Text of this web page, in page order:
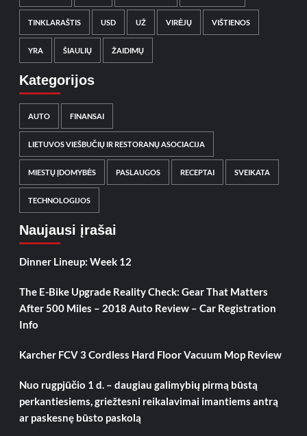
TINKLARAŠTIS USD UŽ VIRĖJŲ VIŠTIENOS
YRA ŠIAULIŲ ŽAIDIMŲ
Kategorijos
AUTO FINANSAI
LIETUVOS VIEŠBUČIŲ IR RESTORANŲ ASOCIACIJA
MIESTŲ ĮDOMYBĖS PASLAUGOS RECEPTAI SVEIKATA
TECHNOLOGIJOS
Naujausi įrašai
Dinner Lineup: Week 12
The E-Bike Upgrade Reality Check: Gear That Matters
After 500 Miles – 2018 Auto Review – Car Registration
Info
Karcher FCV 3 Cordless Hard Floor Vacuum Mop Review
Nuo rugpjūčio 1 d. – daugiau galimybių pirmą būstą
perkantiesiems, griežtesni reikalavimai imantiems antrą
ar paskesnę būsto paskolą